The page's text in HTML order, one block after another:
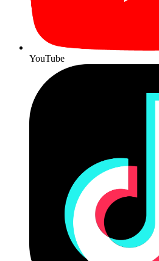
YouTube